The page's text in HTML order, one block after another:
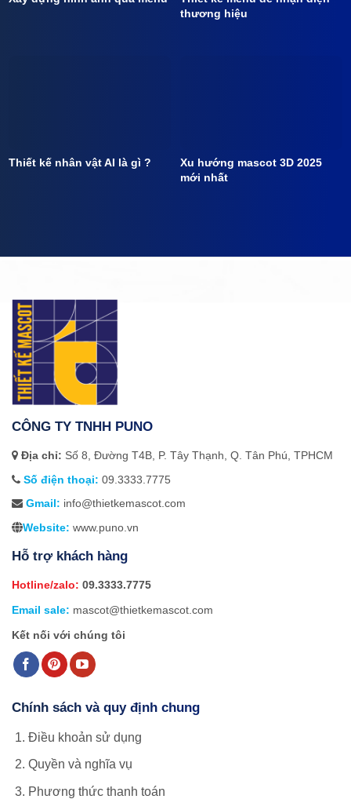
thương hiệu
Thiết kế nhân vật AI là gì ?
Xu hướng mascot 3D 2025
mới nhất
CÔNG TY TNHH PUNO
Địa chỉ: Số 8, Đường T4B, P. Tây Thạnh, Q. Tân Phú, TPHCM
Số điện thoại: 09.3333.7775
Gmail: info@thietkemascot.com
Website: www.puno.vn
Hỗ trợ khách hàng
Hotline/zalo: 09.3333.7775
Email sale: mascot@thietkemascot.com
Kết nối với chúng tôi
Chính sách và quy định chung
Điều khoản sử dụng
Quyền và nghĩa vụ
Phương thức thanh toán